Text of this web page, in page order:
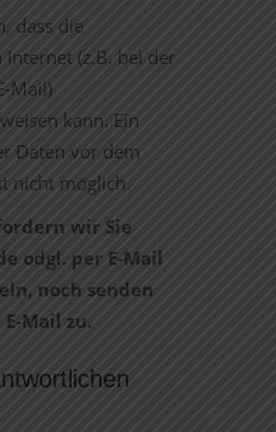
dass die
(z.B. bei der
Mail)
kann. Ein
Daten vor dem
nicht möglich.
wir Sie
odgl. per E-Mail
noch senden
Mail zu.